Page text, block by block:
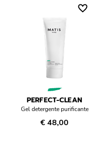
PERFECT-CLEAN
Gel detergente purificante
€ 48,00